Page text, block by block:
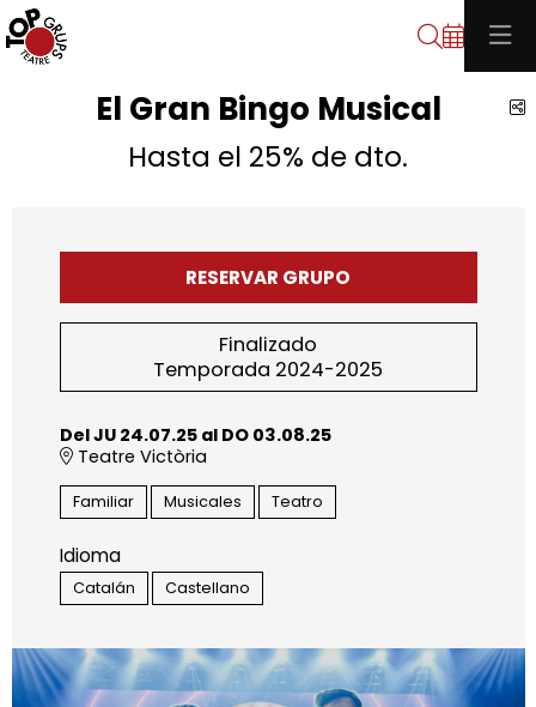
Buscar
El Gran Bingo Musical
Hasta el 25% de dto.
RESERVAR GRUPO
Finalizado
Temporada 2024-2025
Del JU 24.07.25al DO 03.08.25
Teatre Victòria
Familiar Musicales Teatro
Idioma
Catalán Castellano